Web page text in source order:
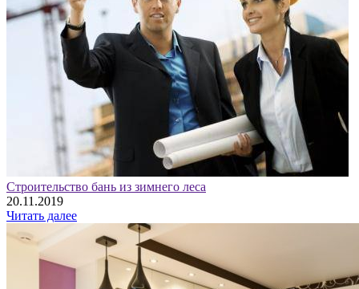
Строительство бань из зимнего леса
20.11.2019
Читать далее